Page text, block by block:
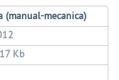
(manual-mecanica)
Kb